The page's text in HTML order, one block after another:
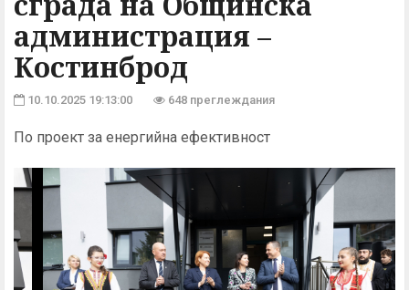
администрация –
Костинброд
10.10.2025 19:13:00 648 преглеждания
По проект за енергийна ефективност